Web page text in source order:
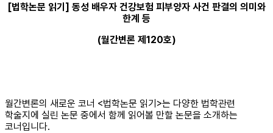
[법학논문 읽기] 동성 배우자 건강보험 피부양자 사건 판결의 의미와
한계 등
(월간변론 제120호)
월간변론의 새로운 코너 <법학논문 읽기>는 다양한 법학관련
학술지에 실린 논문 중에서 함께 읽어볼 만할 논문을 소개하는
코너입니다.